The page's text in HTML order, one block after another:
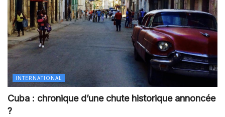
INTERNATIONAL
Cuba : chronique d’une chute historique annoncée
?